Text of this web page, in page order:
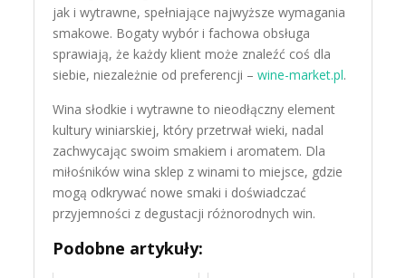
jak i wytrawne, spełniające najwyższe wymagania
smakowe. Bogaty wybór i fachowa obsługa
sprawiają, że każdy klient może znaleźć coś dla
siebie, niezależnie od preferencji –wine-market.pl.
Wina słodkie i wytrawne to nieodłączny element
kultury winiarskiej, który przetrwał wieki, nadal
zachwycając swoim smakiem i aromatem. Dla
miłośników wina sklep z winami to miejsce, gdzie
mogą odkrywać nowe smaki i doświadczać
przyjemności z degustacji różnorodnych win.
Podobne artykuły: